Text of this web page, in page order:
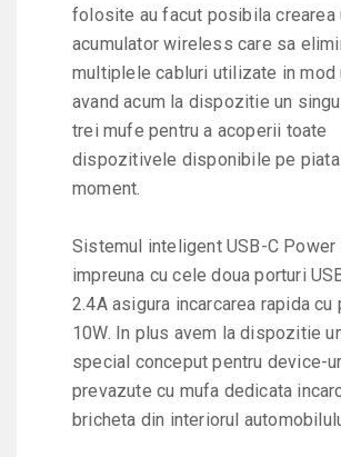
folosite au facut posibila crearea
acumulator wireless care sa
multiplele cabluri utilizate in mod
avand acum la dispozitie un
trei mufe pentru a acoperii toate
dispozitivele disponibile pe
moment.
Sistemul inteligent USB-C
impreuna cu cele doua porturi
2.4A asigura incarcarea rapida cu
10W. In plus avem la dispozitie
special conceput pentru device-
prevazute cu mufa dedicata
bricheta din interiorul